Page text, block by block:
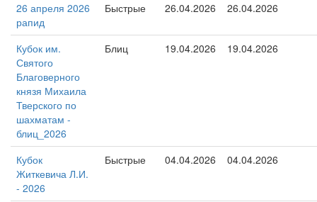
26 апреля 2026
рапид
Быстрые 26.04.2026 26.04.2026
Кубок им.
Святого
Благоверного
князя Михаила
Тверского по
шахматам -
блиц_2026
Блиц 19.04.2026 19.04.2026
Кубок
Житкевича Л.И.
- 2026
Быстрые 04.04.2026 04.04.2026